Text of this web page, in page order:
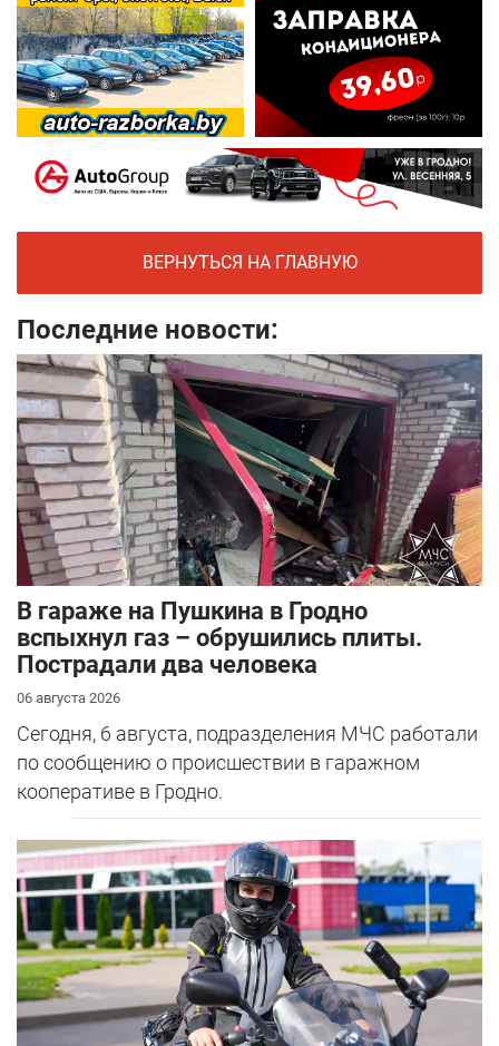
ВЕРНУТЬСЯ НА ГЛАВНУЮ
Последние новости:
В гараже на Пушкина в Гродно
вспыхнул газ – обрушились плиты.
Пострадали два человека
06 августа 2026
Сегодня, 6 августа, подразделения МЧС работали
по сообщению о происшествии в гаражном
кооперативе в Гродно.